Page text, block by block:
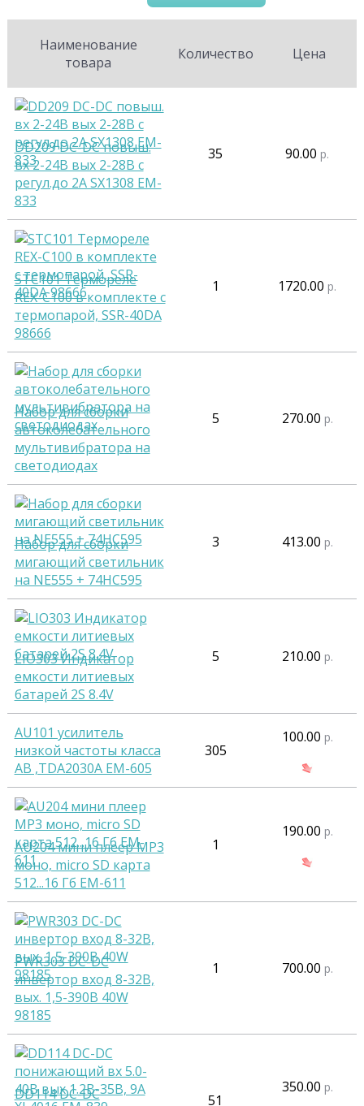
Наименование
товара
Количество Цена
DD209 DC-DC повыш.
вх 2-24В вых 2-28В с
регул.до 2А SX1308 EM-
833
35 90.00 р.
STC101 Термореле
REX-C100 в комплекте с
термопарой, SSR-40DA
98666
1 1720.00 р.
Набор для сборки
автоколебательного
мультивибратора на
светодиодах
5 270.00 р.
Набор для сборки
мигающий светильник
на NE555 + 74HC595
3 413.00 р.
LIO303 Индикатор
емкости литиевых
батарей 2S 8.4V
5 210.00 р.
AU101 усилитель
низкой частоты класса
АВ ,TDA2030A EM-605
305
100.00 р.
AU204 мини плеер MP3
моно, micro SD карта
512...16 Гб EM-611
1
190.00 р.
PWR303 DC-DC
инвертор вход 8-32В,
вых. 1,5-390В 40W
98185
1 700.00 р.
DD114 DC-DC
51
350.00 р.